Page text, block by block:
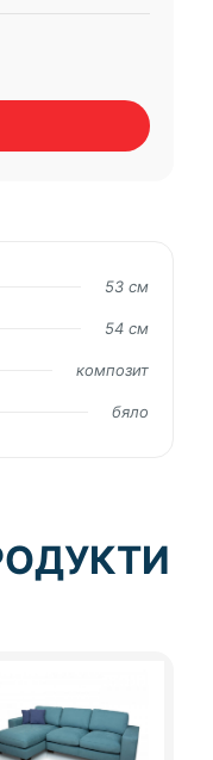
53 см
54 см
композит
бяло